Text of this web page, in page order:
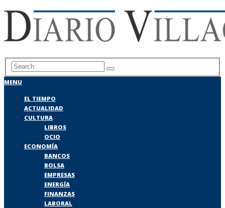
MENU
EL TIEMPO
ACTUALIDAD
CULTURA
LIBROS
OCIO
ECONOMÍA
BANCOS
BOLSA
EMPRESAS
ENERGÍA
FINANZAS
LABORAL